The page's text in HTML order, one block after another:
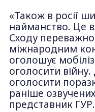
«Також в росії
найманство. Це
Сходу
міжнародним
оголошує
оголосити
оголосити
раніше
представник ГУР.